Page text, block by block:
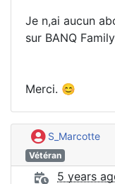
Je n,ai aucun
sur BANQ
Merci. 😊
S_Marcotte
Vétéran
5 years